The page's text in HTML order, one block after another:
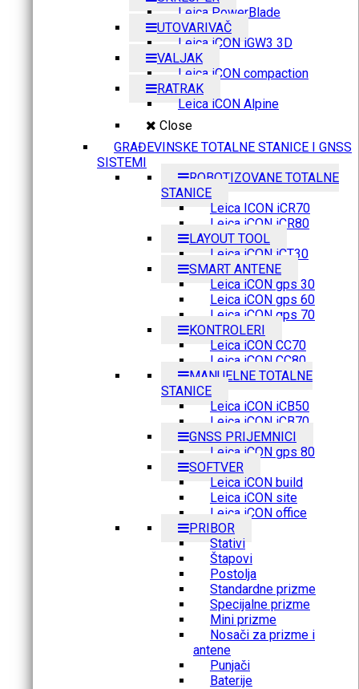
Leica PowerBlade
UTOVARIVAČ
Leica iCON iGW3 3D
VALJAK
Leica iCON compaction
RATRAK
Leica iCON Alpine
Close
GRAĐEVINSKE TOTALNE STANICE I GNSS
SISTEMI
ROBOTIZOVANE TOTALNE
STANICE
Leica ICON iCR70
Leica iCON iCR80
LAYOUT TOOL
Leica iCON iCT30
SMART ANTENE
Leica iCON gps 30
Leica iCON gps 60
Leica iCON gps 70
KONTROLERI
Leica iCON CC70
Leica iCON CC80
MANUELNE TOTALNE
STANICE
Leica iCON iCB50
Leica iCON iCB70
GNSS PRIJEMNICI
Leica iCON gps 80
SOFTVER
Leica iCON build
Leica iCON site
Leica iCON office
PRIBOR
Stativi
Štapovi
Postolja
Standardne prizme
Specijalne prizme
Mini prizme
Nosači za prizme i
antene
Punjači
Baterije